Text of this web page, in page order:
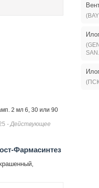
2 мл 6, 30 или 90
- Действующее
Фармасинтез